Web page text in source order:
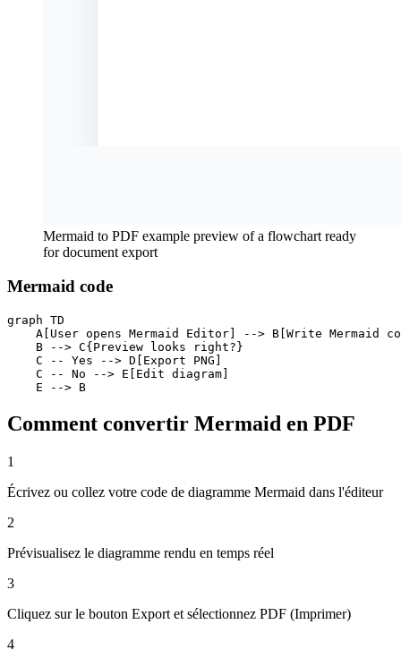
Mermaid to PDF example preview of a flowchart ready
for document export
Mermaid code
graph TD
A[User opens Mermaid Editor] --> B[Write Mermaid
    B --> C{Preview looks right?}
    C -- Yes --> D[Export PNG]
    C -- No --> E[Edit diagram]
    E --> B
Comment convertir Mermaid en PDF
1
Écrivez ou collez votre code de diagramme Mermaid dans l'éditeur
2
Prévisualisez le diagramme rendu en temps réel
3
Cliquez sur le bouton Export et sélectionnez PDF (Imprimer)
4